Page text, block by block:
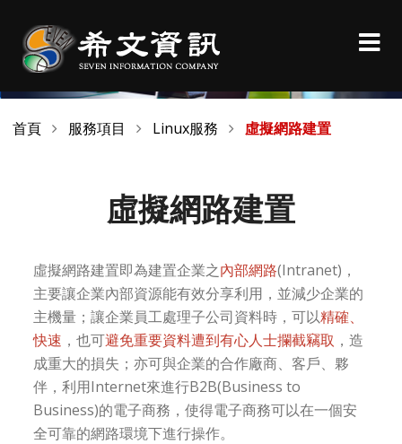
首頁 服務項目 Linux服務 虛擬網路建置
虛擬網路建置
虛擬網路建置即為建置企業之內部網路(Intranet)，
主要讓企業內部資源能有效分享利用，並減少企業的
主機量；讓企業員工處理子公司資料時，可以精確、
快速 ，也可避免重要資料遭到有心人士攔截竊取 ，造
成重大的損失；亦可與企業的合作廠商、客戶、夥
伴，利用Internet來進行B2B(Business to
Business)的電子商務，使得電子商務可以在一個安
全可靠的網路環境下進行操作。